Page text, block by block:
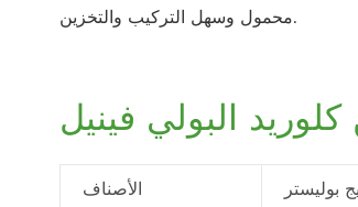
محمول وسهل التركيب والتخزين.
البولي فينيل
الأصناف بوليستر